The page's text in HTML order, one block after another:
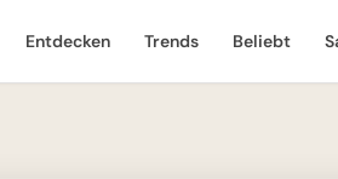
Entdecken Trends Beliebt